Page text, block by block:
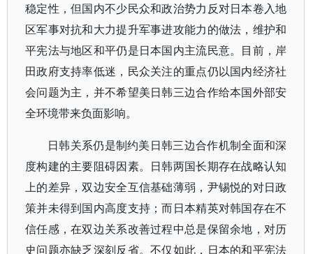
稳定性，但国内不少民众和政治势力反对日本卷入地
区军事对抗和大力提升军事进攻能力的做法，维护和
平宪法与地区和平仍是日本国内主流民意。目前，岸
田政府支持率低迷，民众关注的重点仍以国内经济社
会问题为主，并不希望美日韩三边合作给本国外部安
全环境带来负面影响。
日韩关系仍是制约美日韩三边合作机制全面和深
度构建的主要阻碍因素。日韩两国长期存在战略认知
上的差异，双边安全互信基础薄弱，尹锡悦的对日政
策并未得到国内高度支持；而日本精英对韩国存在不
信任感，在双边关系改善过程中总是保留余地，对历
史问题亦缺乏深刻反省。不仅如此，日本的和平宪法